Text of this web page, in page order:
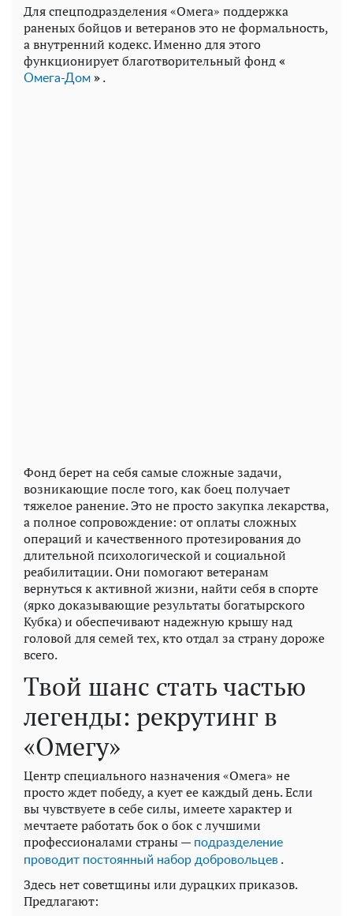
Для спецподразделения «Омега» поддержка
раненых бойцов и ветеранов это не формальность,
а внутренний кодекс. Именно для этого
функционирует благотворительный фонд«
Омега-Дом ».
Фонд берет на себя самые сложные задачи,
возникающие после того, как боец ​​получает
тяжелое ранение. Это не просто закупка лекарства,
а полное сопровождение: от оплаты сложных
операций и качественного протезирования до
длительной психологической и социальной
реабилитации. Они помогают ветеранам
вернуться к активной жизни, найти себя в спорте
(ярко доказывающие результаты богатырского
Кубка) и обеспечивают надежную крышу над
головой для семей тех, кто отдал за страну дороже
всего.
Твой шанс стать частью
легенды: рекрутинг в
«Омегу»
Центр специального назначения «Омега» не
просто ждет победу, а кует ее каждый день. Если
вы чувствуете в себе силы, имеете характер и
мечтаете работать бок о бок с лучшими
профессионалами страны — подразделение
проводит постоянный набор добровольцев .
Здесь нет советщины или дурацких приказов.
Предлагают: